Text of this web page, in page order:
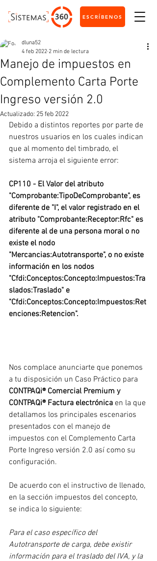
ESCRÍBENOS
Manejo de impuestos en
Complemento Carta Porte
Ingreso versión 2.0
dluna52
4 feb 2022 2 min de lectura
Actualizado: 25 feb 2022
Debido a distintos reportes por parte de
nuestros usuarios en los cuales indican
que al momento del timbrado, el
sistema arroja el siguiente error:
CP110 - El Valor del atributo
"Comprobante:TipoDeComprobante", es
diferente de "I", el valor registrado en el
atributo "Comprobante:Receptor:Rfc" es
diferente al de una persona moral o no
existe el nodo
"Mercancias:Autotransporte", o no existe
información en los nodos
"Cfdi:Conceptos:Concepto:Impuestos:Tra
slados:Traslado" e
"Cfdi:Conceptos:Concepto:Impuestos:Ret
enciones:Retencion".
Nos complace anunciarte que ponemos
a tu disposición un Caso Práctico para
CONTPAQi® Comercial Premium y
CONTPAQi® Factura electrónica en la que
detallamos los principales escenarios
presentados con el manejo de
impuestos con el Complemento Carta
Porte Ingreso versión 2.0 así como su
configuración.
De acuerdo con el instructivo de llenado,
en la sección impuestos del concepto,
se indica lo siguiente:
Para el caso específico del
Autotransporte de carga, debe existir
información para el traslado del IVA, y la